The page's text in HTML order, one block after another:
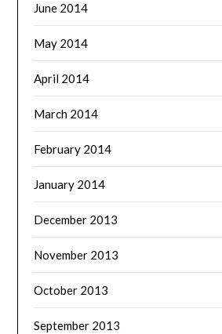
June 2014
May 2014
April 2014
March 2014
February 2014
January 2014
December 2013
November 2013
October 2013
September 2013